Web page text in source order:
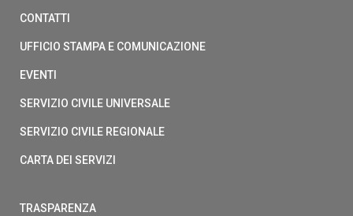
CONTATTI
UFFICIO STAMPA E COMUNICAZIONE
EVENTI
SERVIZIO CIVILE UNIVERSALE
SERVIZIO CIVILE REGIONALE
CARTA DEI SERVIZI
TRASPARENZA